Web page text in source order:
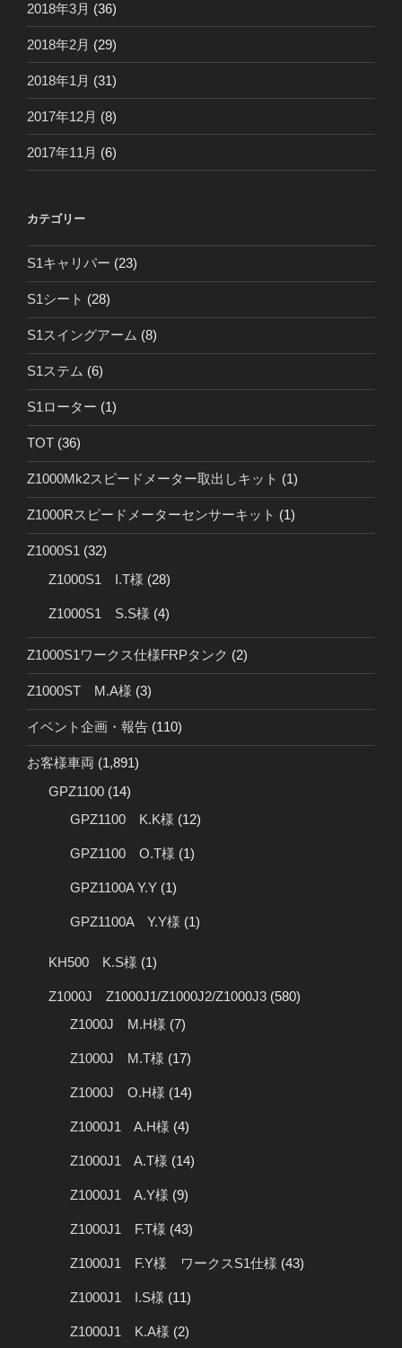
2018年3月 (36)
2018年2月 (29)
2018年1月 (31)
2017年12月 (8)
2017年11月 (6)
カテゴリー
S1キャリパー (23)
S1シート (28)
S1スイングアーム (8)
S1ステム (6)
S1ローター (1)
TOT (36)
Z1000Mk2スピードメーター取出しキット (1)
Z1000Rスピードメーターセンサーキット (1)
Z1000S1 (32)
Z1000S1 I.T様 (28)
Z1000S1 S.S様 (4)
Z1000S1ワークス仕様FRPタンク (2)
Z1000ST M.A様 (3)
イベント企画・報告 (110)
お客様車両 (1,891)
GPZ1100 (14)
GPZ1100 K.K様 (12)
GPZ1100 O.T様 (1)
GPZ1100A Y.Y (1)
GPZ1100A Y.Y様 (1)
KH500 K.S様 (1)
Z1000J Z1000J1/Z1000J2/Z1000J3 (580)
Z1000J M.H様 (7)
Z1000J M.T様 (17)
Z1000J O.H様 (14)
Z1000J1 A.H様 (4)
Z1000J1 A.T様 (14)
Z1000J1 A.Y様 (9)
Z1000J1 F.T様 (43)
Z1000J1 F.Y様 ワークスS1仕様 (43)
Z1000J1 I.S様 (11)
Z1000J1 K.A様 (2)